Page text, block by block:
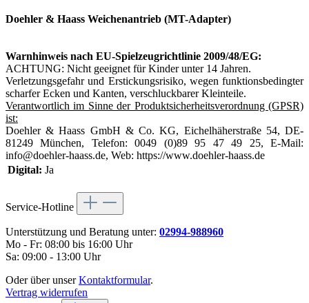
Doehler & Haass Weichenantrieb (MT-Adapter)
Warnhinweis nach EU-Spielzeugrichtlinie 2009/48/EG:
ACHTUNG: Nicht geeignet für Kinder unter 14 Jahren.
Verletzungsgefahr und Erstickungsrisiko, wegen funktionsbedingter
scharfer Ecken und Kanten, verschluckbarer Kleinteile.
Verantwortlich im Sinne der Produktsicherheitsverordnung (GPSR)
ist:
Doehler & Haass GmbH & Co. KG, Eichelhäherstraße 54, DE-
81249 München, Telefon: 0049 (0)89 95 47 49 25, E-Mail:
info@doehler-haass.de, Web: https://www.doehler-haass.de
Digital: Ja
Service-Hotline
Unterstützung und Beratung unter: 02994-988960
Mo - Fr: 08:00 bis 16:00 Uhr
Sa: 09:00 - 13:00 Uhr
Oder über unserKontaktformular.
Vertrag widerrufen